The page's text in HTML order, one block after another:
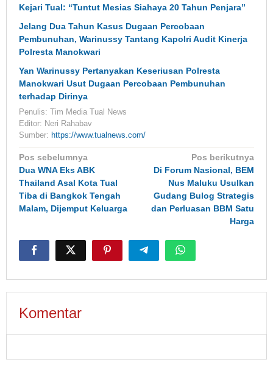
Kejari Tual: “Tuntut Mesias Siahaya 20 Tahun Penjara”
Jelang Dua Tahun Kasus Dugaan Percobaan
Pembunuhan, Warinussy Tantang Kapolri Audit Kinerja
Polresta Manokwari
Yan Warinussy Pertanyakan Keseriusan Polresta
Manokwari Usut Dugaan Percobaan Pembunuhan
terhadap Dirinya
Penulis: Tim Media Tual News
Editor: Neri Rahabav
Sumber: https://www.tualnews.com/
Navigasi
pos
Pos sebelumnya
Dua WNA Eks ABK
Thailand Asal Kota Tual
Tiba di Bangkok Tengah
Malam, Dijemput Keluarga
Pos berikutnya
Di Forum Nasional, BEM
Nus Maluku Usulkan
Gudang Bulog Strategis
dan Perluasan BBM Satu
Harga
Komentar